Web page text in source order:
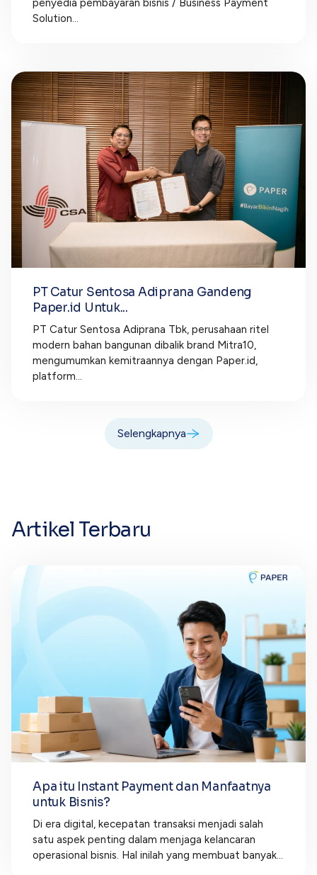
penyedia pembayaran bisnis / Business Payment
Solution...
PT Catur Sentosa Adiprana Gandeng
Paper.id Untuk...
PT Catur Sentosa Adiprana Tbk, perusahaan ritel
modern bahan bangunan dibalik brand Mitra10,
mengumumkan kemitraannya dengan Paper.id,
platform...
Selengkapnya
Artikel Terbaru
Apa itu Instant Payment dan Manfaatnya
untuk Bisnis?
Di era digital, kecepatan transaksi menjadi salah
satu aspek penting dalam menjaga kelancaran
operasional bisnis. Hal inilah yang membuat banyak...